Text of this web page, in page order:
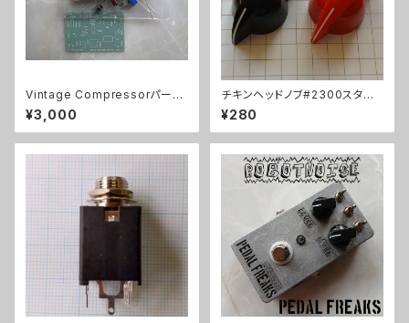
Vintage Compressorパーツ
セット
¥3,000
チキンヘッドノブ#2300スタイ
ル
¥280